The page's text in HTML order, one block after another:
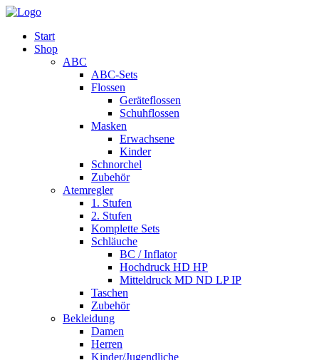
Start
Shop
ABC
ABC-Sets
Flossen
Geräteflossen
Schuhflossen
Masken
Erwachsene
Kinder
Schnorchel
Zubehör
Atemregler
1. Stufen
2. Stufen
Komplette Sets
Schläuche
BC / Inflator
Hochdruck HD HP
Mitteldruck MD ND LP IP
Taschen
Zubehör
Bekleidung
Damen
Herren
Kinder/Jugendliche